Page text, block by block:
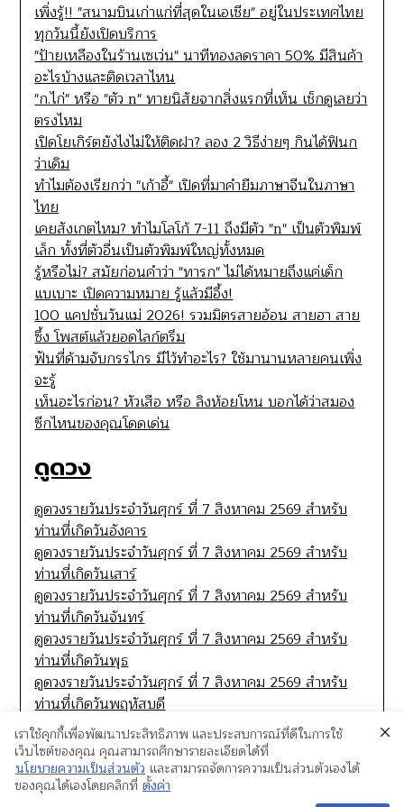
เพิ่งรู้!! "สนามบินเก่าแก่ที่สุดในเอเชีย" อยู่ในประเทศไทย
ทุกวันนี้ยังเปิดบริการ
"ป้ายเหลืองในร้านเซเว่น" นาทีทองลดราคา 50% มีสินค้า
อะไรบ้างและติดเวลาไหน
"ก.ไก่" หรือ "ตัว n" ทายนิสัยจากสิ่งแรกที่เห็น เช็กดูเลยว่า
ตรงไหม
เปิดโยเกิร์ตยังไงไม่ให้ติดฝา? ลอง 2 วิธีง่ายๆ กินได้ฟินก
ว่าเดิม
ทำไมต้องเรียกว่า "เก้าอี้" เปิดที่มาคำยืมภาษาจีนในภาษา
ไทย
เคยสังเกตไหม? ทำไมโลโก้ 7-11 ถึงมีตัว "n" เป็นตัวพิมพ์
เล็ก ทั้งที่ตัวอื่นเป็นตัวพิมพ์ใหญ่ทั้งหมด
รู้หรือไม่? สมัยก่อนคำว่า "ทารก" ไม่ได้หมายถึงแค่เด็ก
แบเบาะ เปิดความหมาย รู้แล้วมีอึ้ง!
100 แคปชั่นวันแม่ 2026! รวมมิตรสายอ้อน สายฮา สาย
ซึ้ง โพสต์แล้วยอดไลก์ตรึม
ฟันที่ด้ามจับกรรไกร มีไว้ทำอะไร? ใช้มานานหลายคนเพิ่ง
จะรู้
เห็นอะไรก่อน? หัวเสือ หรือ ลิงห้อยโหน บอกได้ว่าสมอง
ซีกไหนของคุณโดดเด่น
ดูดวง
ดูดวงรายวันประจำวันศุกร์ ที่ 7 สิงหาคม 2569 สำหรับ
ท่านที่เกิดวันอังคาร
ดูดวงรายวันประจำวันศุกร์ ที่ 7 สิงหาคม 2569 สำหรับ
ท่านที่เกิดวันเสาร์
ดูดวงรายวันประจำวันศุกร์ ที่ 7 สิงหาคม 2569 สำหรับ
ท่านที่เกิดวันจันทร์
ดูดวงรายวันประจำวันศุกร์ ที่ 7 สิงหาคม 2569 สำหรับ
ท่านที่เกิดวันพุธ
ดูดวงรายวันประจำวันศุกร์ ที่ 7 สิงหาคม 2569 สำหรับ
ท่านที่เกิดวันพฤหัสบดี
เราใช้คุกกี้เพื่อพัฒนาประสิทธิภาพ และประสบการณ์ที่ดีในการใช้
เว็บไซต์ของคุณ คุณสามารถศึกษารายละเอียดได้ที่
นโยบายความเป็นส่วนตัว และสามารถจัดการความเป็นส่วนตัวเองได้
ของคุณได้เองโดยคลิกที่ ตั้งค่า